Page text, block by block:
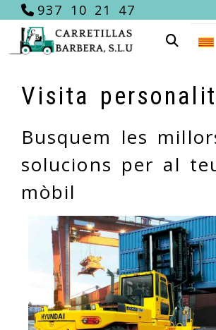
937 10 21 47
Visita
Busquem les
solucions per al
mòbil